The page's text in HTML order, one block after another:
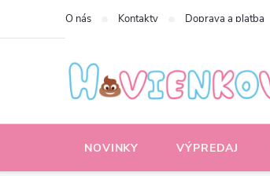
O nás Kontakty Doprava a platba
NOVINKY VÝPREDAJ